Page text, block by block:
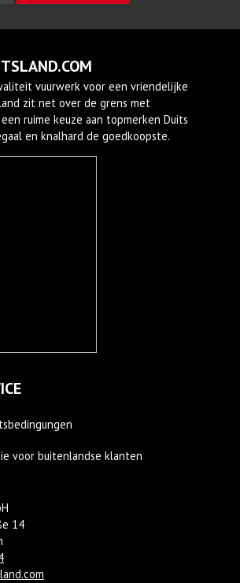
vuurwerk voor een vriendelijke
zit net over de grens met
ruime keuze aan topmerken Duits
en knalhard de goedkoopste.
voor buitenlandse klanten
14